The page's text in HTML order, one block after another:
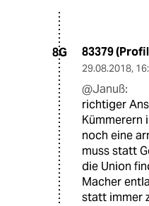
8G 83379
29.08.2018,
@Januß:
richtiger
Kümmerern
noch eine
muss statt
die Union
Macher
statt immer